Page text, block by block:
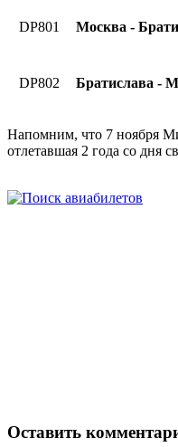
DP801 Москва -
DP802 Братислава -
Напомним, что 7 ноября
отлетавшая 2 года со дня
Оставить